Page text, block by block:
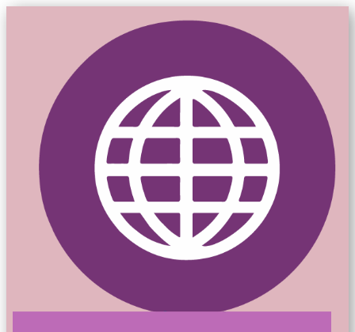
Mon-siteweb.ca